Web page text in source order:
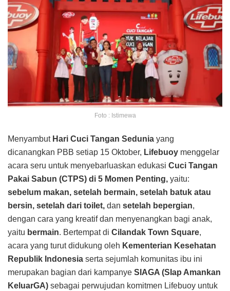
Foto : Istimewa
Menyambut Hari Cuci Tangan Sedunia yang
dicanangkan PBB setiap 15 Oktober, Lifebuoy menggelar
acara seru untuk menyebarluaskan edukasi Cuci Tangan
Pakai Sabun (CTPS) di 5 Momen Penting, yaitu:
sebelum makan, setelah bermain, setelah batuk atau
bersin, setelah dari toilet, dan setelah bepergian,
dengan cara yang kreatif dan menyenangkan bagi anak,
yaitu bermain. Bertempat di Cilandak Town Square,
acara yang turut didukung oleh Kementerian Kesehatan
Republik Indonesia serta sejumlah komunitas ibu ini
merupakan bagian dari kampanye SIAGA (SIap Amankan
KeluarGA) sebagai perwujudan komitmen Lifebuoy untuk